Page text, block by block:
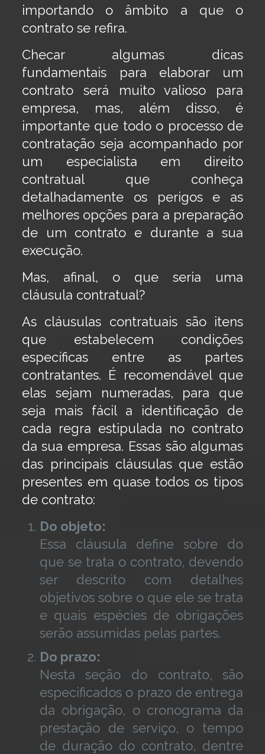
importando o âmbito a que o
contrato se refira.
Checar algumas dicas
fundamentais para elaborar um
contrato será muito valioso para
empresa, mas, além disso, é
importante que todo o processo de
contratação seja acompanhado por
um especialista em direito
contratual que conheça
detalhadamente os perigos e as
melhores opções para a preparação
de um contrato e durante a sua
execução.
Mas, afinal, o que seria uma
cláusula contratual?
As cláusulas contratuais são itens
que estabelecem condições
específicas entre as partes
contratantes. É recomendável que
elas sejam numeradas, para que
seja mais fácil a identificação de
cada regra estipulada no contrato
da sua empresa. Essas são algumas
das principais cláusulas que estão
presentes em quase todos os tipos
de contrato:
Do objeto:
Essa cláusula define sobre do
que se trata o contrato, devendo
ser descrito com detalhes
objetivos sobre o que ele se trata
e quais espécies de obrigações
serão assumidas pelas partes.
Do prazo:
Nesta seção do contrato, são
especificados o prazo de entrega
da obrigação, o cronograma da
prestação de serviço, o tempo
de duração do contrato, dentre